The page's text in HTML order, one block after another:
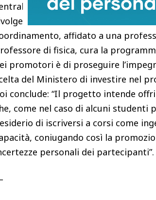
è colmare il deficit
e di conoscere le
affidato a una
di fisica, cura la
promotori è di proseguire
del Ministero di investire nel
conclude: “Il progetto intende
come nel caso di alcuni
di iscriversi a corsi come
coniugando così la
personali dei partecipanti”.